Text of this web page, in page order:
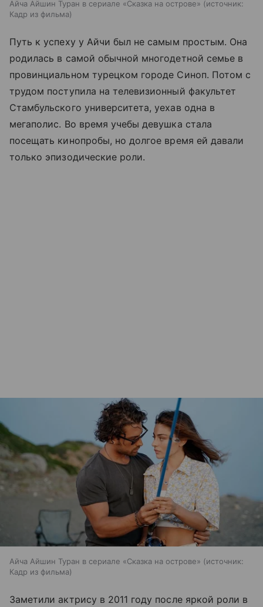
Айча Айшин Туран в сериале «Сказка на острове»
источник:
Кадр из фильма
Путь к успеху у Айчи был не самым простым. Она
родилась в самой обычной многодетной семье в
провинциальном турецком городе Синоп. Потом с
трудом поступила на телевизионный факультет
Стамбульского университета, уехав одна в
мегаполис. Во время учебы девушка стала
посещать кинопробы, но долгое время ей давали
только эпизодические роли.
Айча Айшин Туран в сериале «Сказка на острове»
источник:
Кадр из фильма
Заметили актрису в 2011 году после яркой роли в